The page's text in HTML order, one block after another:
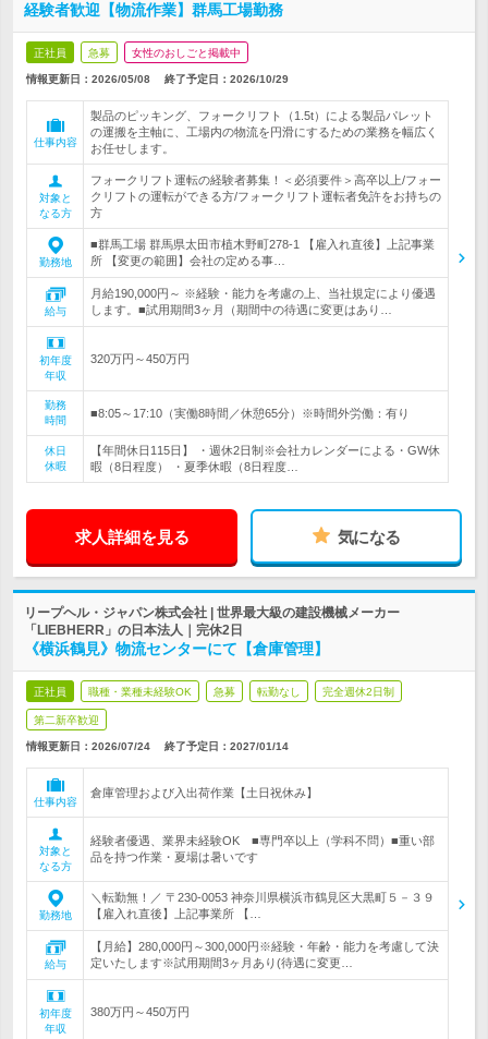
経験者歓迎【物流作業】群馬工場勤務
正社員 急募 女性のおしごと掲載中
情報更新日：2026/05/08 終了予定日： 2026/10/29
仕事内容
製品のピッキング、フォークリフト（1.5t）による製品パレット
の運搬を主軸に、工場内の物流を円滑にするための業務を幅広く
お任せします。
対象と
なる方
フォークリフト運転の経験者募集！＜必須要件＞高卒以上/フォー
クリフトの運転ができる方/フォークリフト運転者免許をお持ちの
方
勤務地
■群馬工場 群馬県太田市植木野町278-1 【雇入れ直後】上記事業
所 【変更の範囲】会社の定める事…
給与
月給190,000円～ ※経験・能力を考慮の上、当社規定により優遇
します。■試用期間3ヶ月（期間中の待遇に変更はあり…
初年度
年収
320万円～450万円
勤務
時間
■8:05～17:10（実働8時間／休憩65分）※時間外労働：有り
休日
休暇
【年間休日115日】 ・週休2日制※会社カレンダーによる・GW休
暇（8日程度） ・夏季休暇（8日程度…
求人詳細を見る 気になる
リープヘル・ジャパン株式会社 | 世界最大級の建設機械メーカー
「LIEBHERR」の日本法人｜完休2日
《横浜鶴見》物流センターにて【倉庫管理】
正社員 職種・業種未経験OK 急募 転勤なし 完全週休2日制
第二新卒歓迎
情報更新日：2026/07/24 終了予定日： 2027/01/14
仕事内容
倉庫管理および入出荷作業【土日祝休み】
対象と
なる方
経験者優遇、業界未経験OK ■専門卒以上（学科不問）■重い部
品を持つ作業・夏場は暑いです
勤務地
＼転勤無！／ 〒230-0053 神奈川県横浜市鶴見区大黒町５－３９
【雇入れ直後】上記事業所 【…
給与
【月給】280,000円～300,000円※経験・年齢・能力を考慮して決
定いたします※試用期間3ヶ月あり(待遇に変更…
初年度
年収
380万円～450万円